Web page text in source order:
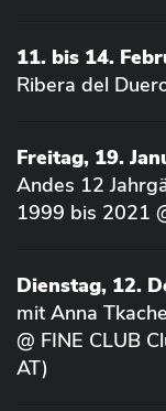
11. bis 14.
Ribera del
Freitag, 19.
Andes 12
1999 bis 2021
Dienstag, 12.
mit Anna
@ FINE CLUB
AT)